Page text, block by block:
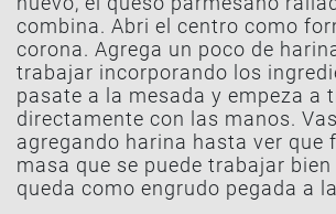
combina. Abri el centro como
corona. Agrega un poco de
trabajar incorporando los
pasate a la mesada y empeza a
directamente con las manos.
agregando harina hasta ver que
masa que se puede trabajar
queda como engrudo pegada a